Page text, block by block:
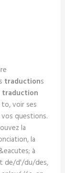
traductions
traduction
voir ses
questions.
la
la
à
de/d'/du/des,